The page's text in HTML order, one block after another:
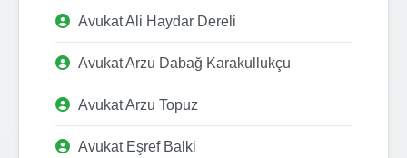
Avukat Ali Haydar Dereli
Avukat Arzu Dabağ Karakullukçu
Avukat Arzu Topuz
Avukat Eşref Balki